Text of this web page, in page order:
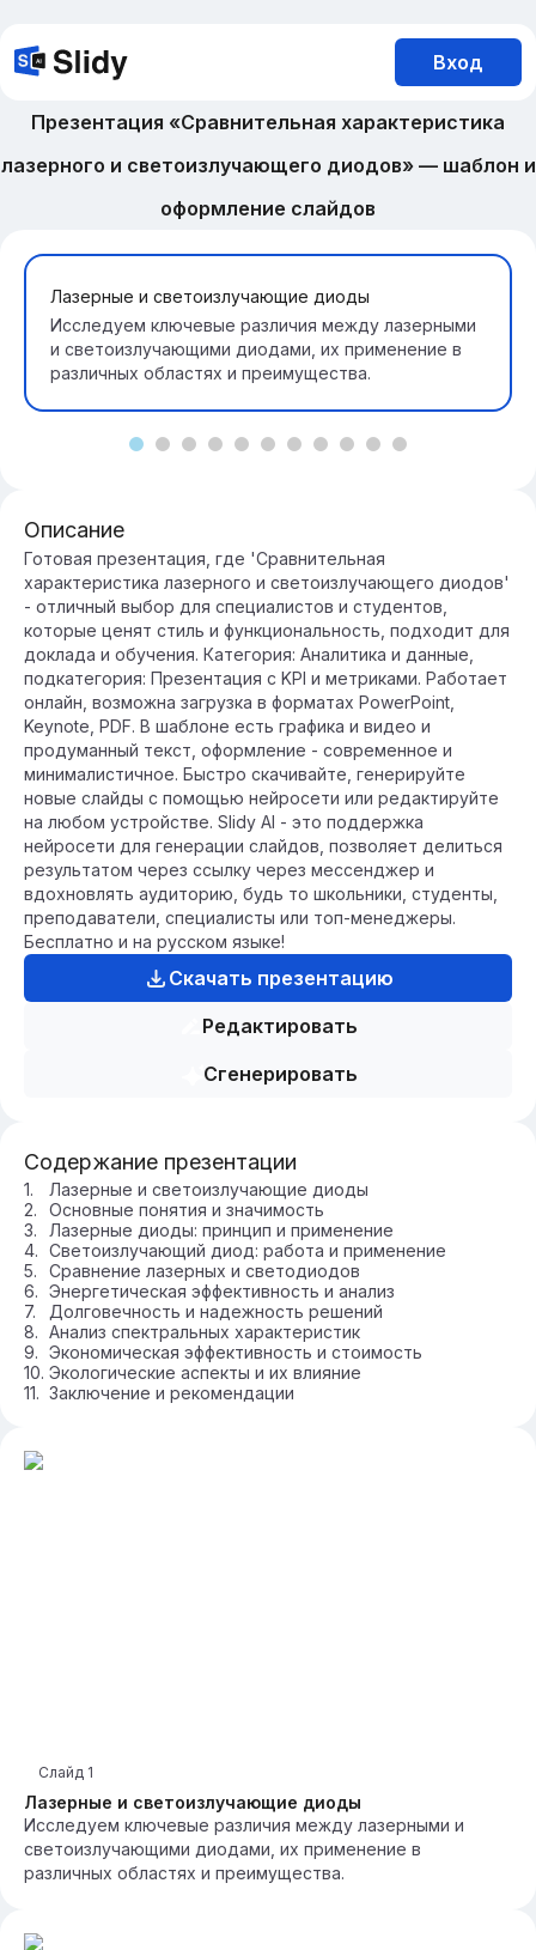
Вход
Презентация «Сравнительная характеристика
лазерного и светоизлучающего диодов» — шаблон и
оформление слайдов
Лазерные и светоизлучающие диоды
Исследуем ключевые различия между лазерными
и светоизлучающими диодами, их применение в
различных областях и преимущества.
Описание
Готовая презентация, где 'Сравнительная
характеристика лазерного и светоизлучающего диодов'
- отличный выбор для специалистов и студентов,
которые ценят стиль и функциональность, подходит для
доклада и обучения. Категория: Аналитика и данные,
подкатегория: Презентация с KPI и метриками. Работает
онлайн, возможна загрузка в форматах PowerPoint,
Keynote, PDF. В шаблоне есть графика и видео и
продуманный текст, оформление - современное и
минималистичное. Быстро скачивайте, генерируйте
новые слайды с помощью нейросети или редактируйте
на любом устройстве. Slidy AI - это поддержка
нейросети для генерации слайдов, позволяет делиться
результатом через ссылку через мессенджер и
вдохновлять аудиторию, будь то школьники, студенты,
преподаватели, специалисты или топ-менеджеры.
Бесплатно и на русском языке!
Скачать презентацию
Редактировать
Сгенерировать
Содержание презентации
Лазерные и светоизлучающие диоды
Основные понятия и значимость
Лазерные диоды: принцип и применение
Светоизлучающий диод: работа и применение
Сравнение лазерных и светодиодов
Энергетическая эффективность и анализ
Долговечность и надежность решений
Анализ спектральных характеристик
Экономическая эффективность и стоимость
Экологические аспекты и их влияние
Заключение и рекомендации
Лазерные и светоизлучающие диоды
Слайд 1
Исследуем ключевые различия между лазерными и
светоизлучающими диодами, их применение в
различных областях и преимущества.